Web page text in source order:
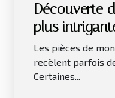
Découverte
plus
monnaie
Les pièces de
recèlent parfois
Certaines...